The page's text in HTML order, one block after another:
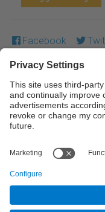
Facebook
Except where
licensed under a
NonCommercial-